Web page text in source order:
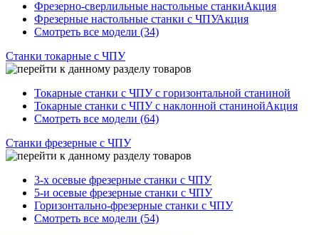
Фрезерно-сверлильные настольные станкиАкция
Фрезерные настольные станки с ЧПУАкция
Смотреть все модели (34)
Станки токарные с ЧПУ
Токарные станки с ЧПУ с горизонтальной станиной
Токарные станки с ЧПУ с наклонной станинойАкция
Смотреть все модели (64)
Станки фрезерные с ЧПУ
3-х осевые фрезерные станки с ЧПУ
5-и осевые фрезерные станки с ЧПУ
Горизонтально-фрезерные станки с ЧПУ
Смотреть все модели (54)